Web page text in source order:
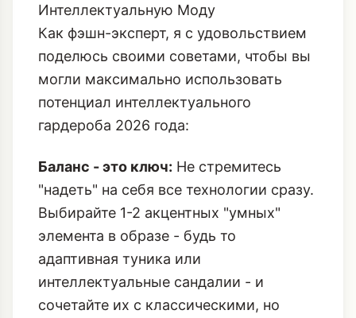
Интеллектуальную Моду
Как фэшн-эксперт, я с удовольствием
поделюсь своими советами, чтобы вы
могли максимально использовать
потенциал интеллектуального
гардероба 2026 года:
Баланс - это ключ: Не стремитесь
"надеть" на себя все технологии сразу.
Выбирайте 1-2 акцентных "умных"
элемента в образе - будь то
адаптивная туника или
интеллектуальные сандалии - и
сочетайте их с классическими, но